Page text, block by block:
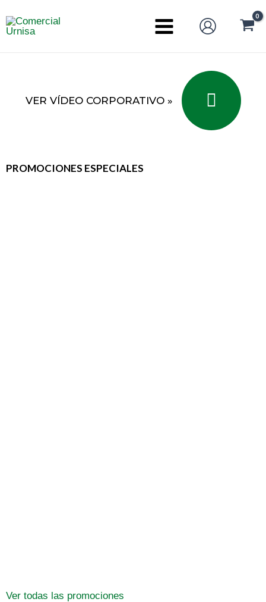
al
Main
VER VÍDEO CORPORATIVO »
PROMOCIONES ESPECIALES
Ver todas las promociones